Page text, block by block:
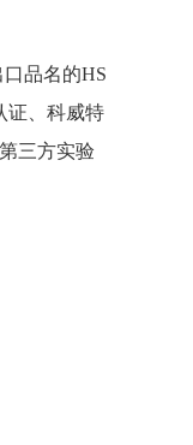
品名的HS
证、科威特
三方实验